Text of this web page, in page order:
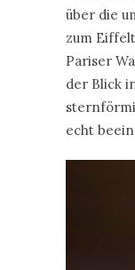
über die
zum
Pariser
der Blick
echt